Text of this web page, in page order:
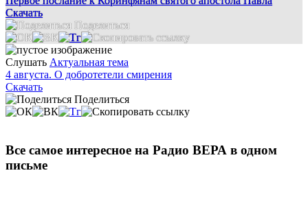
Скачать
Поделиться
Слушать Актуальная тема
4 августа. О добротетели смирения
Скачать
Поделиться
Все самое интересное на Радио ВЕРА в одном
письме